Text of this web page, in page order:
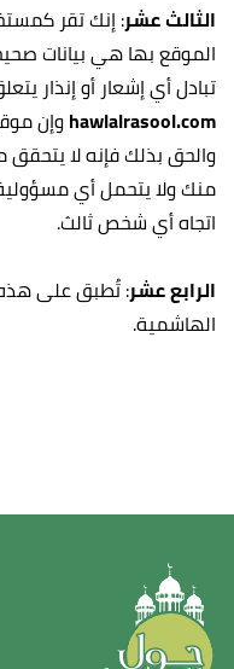
الثالث عشر: إنك تقر
الموقع بها هي بيانات
تبادل أي إشعار أو إنذار
hawlalrasool.comوإن
والحق بذلك فإنه لا
منك ولا يتحمل أي
اتجاه أي شخص ثالث.
الرابع عشر: تُطبق على هذه
الهاشمية.